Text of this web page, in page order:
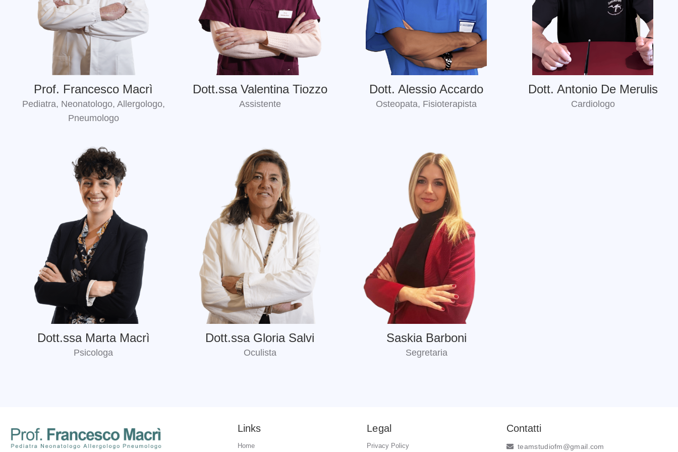
Prof. Francesco Macrì
Pediatra, Neonatologo, Allergologo,
Pneumologo
Dott.ssa Valentina Tiozzo
Assistente
Dott. Alessio Accardo
Osteopata, Fisioterapista
Dott. Antonio De Merulis
Cardiologo
Dott.ssa Marta Macrì
Psicologa
Dott.ssa Gloria Salvi
Oculista
Saskia Barboni
Segretaria
Links
Home
Legal
Privacy Policy
Contatti
teamstudiofm@gmail.com